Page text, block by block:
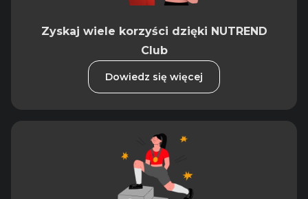
Zyskaj wiele korzyści dzięki NUTREND
Club
Dowiedz się więcej